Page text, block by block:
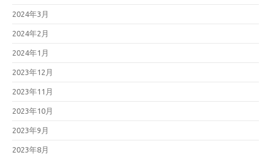
2024年3月
2024年2月
2024年1月
2023年12月
2023年11月
2023年10月
2023年9月
2023年8月